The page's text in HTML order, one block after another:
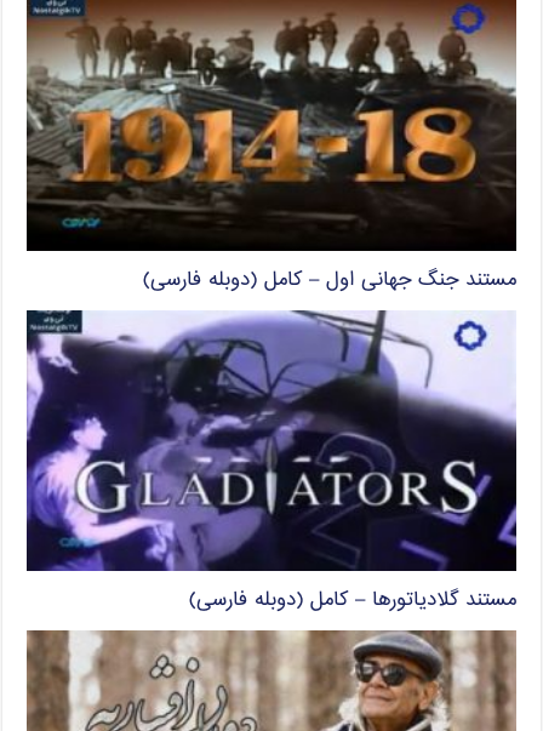
مستند جنگ جهانی اول – کامل (دوبله فارسی)
مستند گلادیاتورها – کامل (دوبله فارسی)